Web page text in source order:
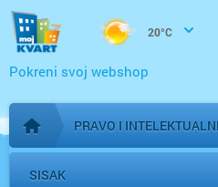
20°C
Pokreni svoj webshop
Početna stranica
PRAVO I
SISAK